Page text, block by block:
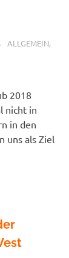
PETER
ALLGEMEIN,
2018
nicht in
in den
uns als Ziel